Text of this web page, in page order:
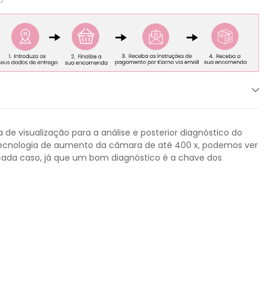
visualização para a análise e posterior diagnóstico do
de aumento da câmara de até 400 x, podemos ver
caso, já que um bom diagnóstico é a chave dos